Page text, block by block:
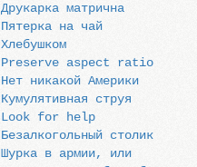
Друкарка матрична
Пятерка на чай
Хлебушком
Preserve aspect ratio
Нет никакой Америки
Кумулятивная струя
Look for help
Безалкогольный столик
Шурка в армии, или